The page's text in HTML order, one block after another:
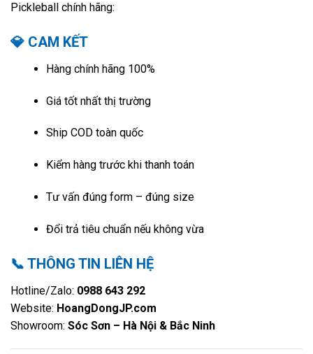
Pickleball chính hãng:
💎 CAM KẾT
Hàng chính hãng 100%
Giá tốt nhất thị trường
Ship COD toàn quốc
Kiểm hàng trước khi thanh toán
Tư vấn đúng form – đúng size
Đổi trả tiêu chuẩn nếu không vừa
📞 THÔNG TIN LIÊN HỆ
Hotline/Zalo: 0988 643 292
Website: HoangDongJP.com
Showroom: Sóc Sơn – Hà Nội & Bắc Ninh